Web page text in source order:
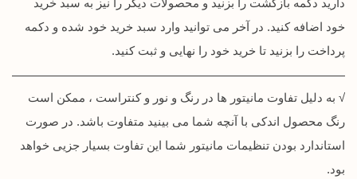
دارید دکمه بازگشت را بزنید و محصولات دیگر را نیز به سبد خرید
خود اضافه کنید. در آخر می توانید وارد سبد خرید خود شده و دکمه
پرداخت را بزنید تا خرید خود را نهایی و ثبت کنید.
√ به دلیل تفاوت مانیتور ها در رنگ و نور و کنتراست ، ممکن است
رنگ محصول اندکی با آنچه شما می بینید متفاوت باشد. در صورت
استاندارد بودن تنظیمات مانیتور شما این تفاوت بسیار جزیی خواهد
بود.